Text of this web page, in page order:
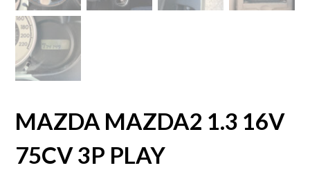
MAZDA MAZDA2 1.3 16V
75CV 3P PLAY